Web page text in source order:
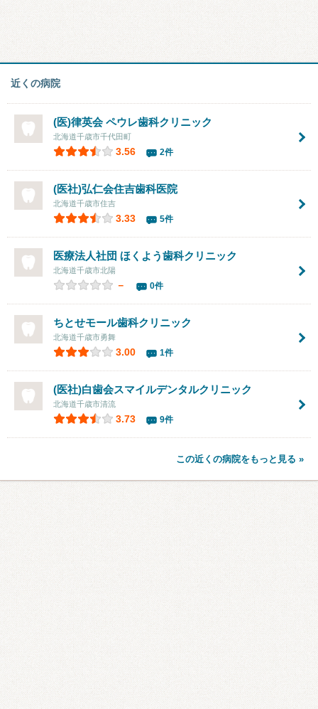
近くの病院
(医)律英会 ペウレ歯科クリニック
北海道千歳市千代田町
3.56 2件
(医社)弘仁会住吉歯科医院
北海道千歳市住吉
3.33 5件
医療法人社団 ほくよう歯科クリニック
北海道千歳市北陽
－ 0件
ちとせモール歯科クリニック
北海道千歳市勇舞
3.00 1件
(医社)白歯会スマイルデンタルクリニック
北海道千歳市清流
3.73 9件
この近くの病院をもっと見る »